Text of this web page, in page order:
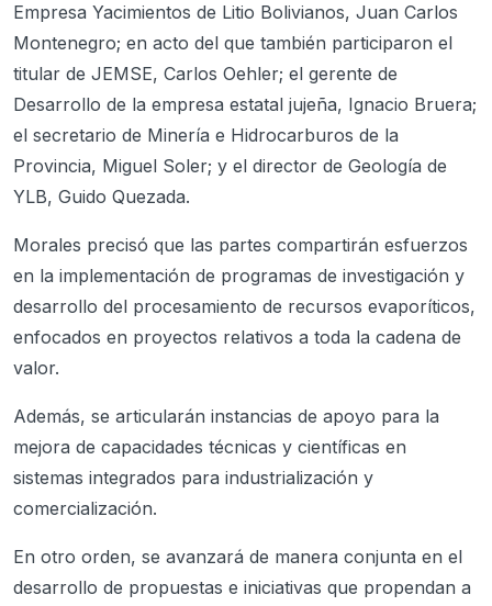
Empresa Yacimientos de Litio Bolivianos, Juan Carlos
Montenegro; en acto del que también participaron el
titular de JEMSE, Carlos Oehler; el gerente de
Desarrollo de la empresa estatal jujeña, Ignacio Bruera;
el secretario de Minería e Hidrocarburos de la
Provincia, Miguel Soler; y el director de Geología de
YLB, Guido Quezada.
Morales precisó que las partes compartirán esfuerzos
en la implementación de programas de investigación y
desarrollo del procesamiento de recursos evaporíticos,
enfocados en proyectos relativos a toda la cadena de
valor.
Además, se articularán instancias de apoyo para la
mejora de capacidades técnicas y científicas en
sistemas integrados para industrialización y
comercialización.
En otro orden, se avanzará de manera conjunta en el
desarrollo de propuestas e iniciativas que propendan a